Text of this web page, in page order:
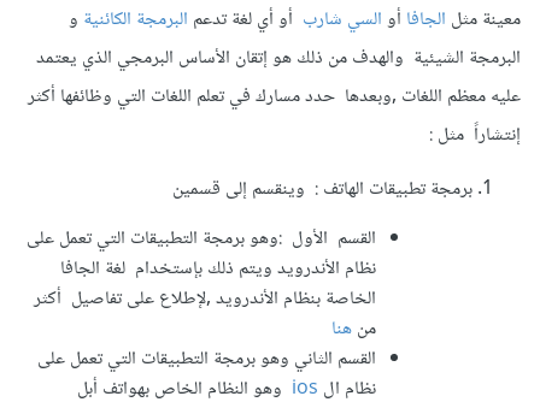
معينة مثل الجافاأوالسي شاربأو أي لغة تدعمالبرمجة الكائنيةو
البرمجة الشيئية والهدف من ذلك هو إتقان الأساس البرمجي الذي يعتمد
عليه معظم اللغات ,وبعدها حدد مسارك في تعلم اللغات التي وظائفها أكثر
إنتشاراً مثل :
برمجة تطبيقات الهاتف : وينقسم إلى قسمين
القسم الأول :وهو برمجة التطبيقات التي تعمل على
نظام الأندرويد ويتم ذلك بإستخدام لغة الجافا
الخاصة بنظام الأندرويد ,لإطلاع على تفاصيل أكثر
منهنا
القسم الثاني وهو برمجة التطبيقات التي تعمل على
نظام ال iosوهو النظام الخاص بهواتف أبل